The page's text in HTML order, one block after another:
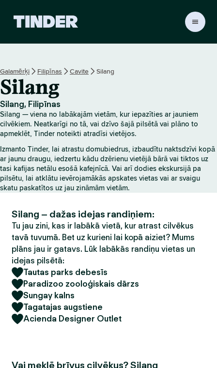
r
u
m
l
p
a
Galamērķi Filipīnas Cavite Silang
Silang
Silang, Filipīnas
Silang — viena no labākajām vietām, kur iepazīties ar jauniem
cilvēkiem. Neatkarīgi no tā, vai dzīvo šajā pilsētā vai plāno to
apmeklēt, Tinder noteikti atradīsi vietējos.
Izmanto Tinder, lai atrastu domubiedrus, izbaudītu naktsdzīvi kopā
ar jaunu draugu, iedzertu kādu dzērienu vietējā bārā vai tiktos uz
tasi kafijas netālu esošā kafejnīcā. Vai arī dodies ekskursijā pa
pilsētu, lai atklātu ievērojamākās apskates vietas vai ar svaigu
skatu paskatītos uz jau zināmām vietām.
Silang – dažas idejas randiņiem:
Tu jau zini, kas ir labākā vietā, kur atrast cilvēkus
tavā tuvumā. Bet uz kurieni lai kopā aiziet? Mums
plāns jau ir gatavs. Lūk labākās randiņu vietas un
idejas pilsētā:
Tautas parks debesīs
Paradizoo zooloģiskais dārzs
Sungay kalns
Tagatajas augstiene
Acienda Designer Outlet
Vai meklē brīvus cilvēkus? Silang